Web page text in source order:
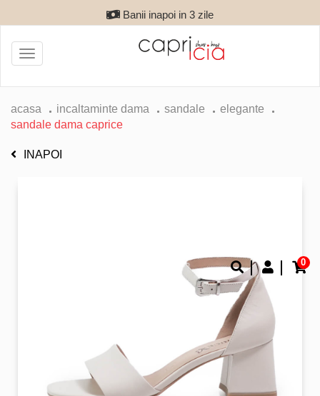
Banii inapoi in 3 zile
0
Toggle
navigation
acasa incaltaminte dama sandale
elegante
sandale dama caprice
INAPOI